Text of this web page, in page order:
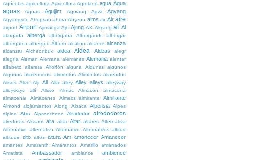
Agrícolas agricultura Agricultura Agroland agua Agua
aguas Aguas Agujjim Agurang Agwi Agyang
Agyangseo Ahopsan ahora Ahyeon aims air Air aire
airport Airport Ajimaega Ajo Ajung AK Akyang al Al
alargada alberga albergaba Albergando
albergar
albergaron albergue Álbum alcalino alcance alcanza
alcanzar Alcheonbuk aldea Aldea Aldeas
alegr
alegría Alemán Alemana alemanes Alemania alentar
alfabeto
alfarera Alforfón alguna Algunas
algunos
Algunos alimenticios alimentos Alimentos alineados
Alisos Alive Alji All Alla alley Alley alleys
alleyway
alleyways
allí Allsso Almac Almacén
almacena
almacenar
Almacenes Almecs almirante Almirante
Almond alojamientos Along Alpaca Alpensia Alpes
alpine
Alps Alpsoncheon Alrededor alrededores
alredores Alssam alta altar Altar altares Alternativa
Alternative
alternativo Alternativo Alternativos altitud
altitude
alto altos altura Am amanecer Amanecer
amantes Amaranth Amarantos Amarillo
amarrados
Amatista
Ambassador ambiance ambience